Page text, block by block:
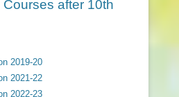
Courses after 10th
2019-20
2021-22
2022-23